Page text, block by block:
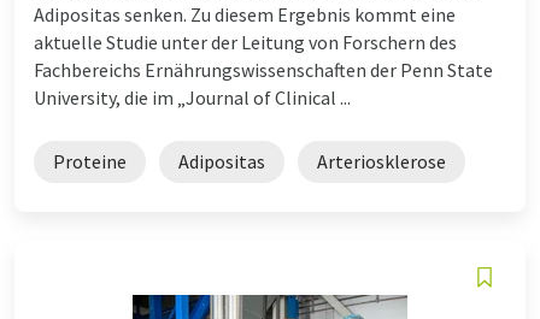
Adipositas senken. Zu diesem Ergebnis kommt eine
aktuelle Studie unter der Leitung von Forschern des
Fachbereichs Ernährungswissenschaften der Penn State
University, die im „Journal of Clinical ...
Proteine Adipositas Arteriosklerose